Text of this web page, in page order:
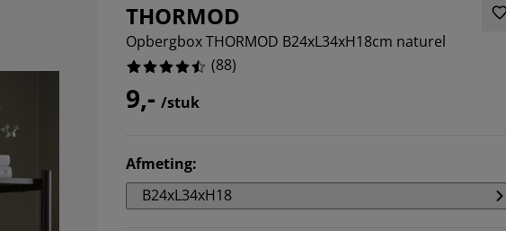
THORMOD
Opbergbox THORMOD B24xL34xH18cm naturel
(88)
9,- /stuk
Afmeting:
B24xL34xH18
72.72727272727273%
17.045454545454543%
3.4090909090909087%